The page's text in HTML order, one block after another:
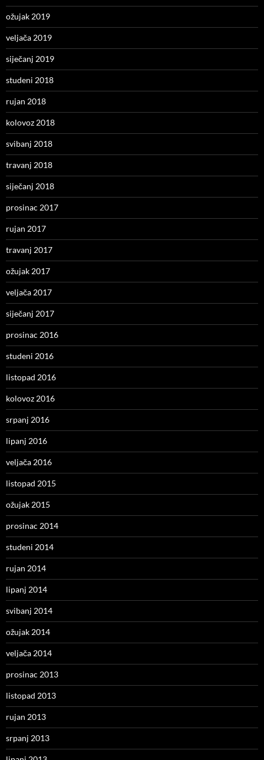
ožujak 2019
veljača 2019
siječanj 2019
studeni 2018
rujan 2018
kolovoz 2018
svibanj 2018
travanj 2018
siječanj 2018
prosinac 2017
rujan 2017
travanj 2017
ožujak 2017
veljača 2017
siječanj 2017
prosinac 2016
studeni 2016
listopad 2016
kolovoz 2016
srpanj 2016
lipanj 2016
veljača 2016
listopad 2015
ožujak 2015
prosinac 2014
studeni 2014
rujan 2014
lipanj 2014
svibanj 2014
ožujak 2014
veljača 2014
prosinac 2013
listopad 2013
rujan 2013
srpanj 2013